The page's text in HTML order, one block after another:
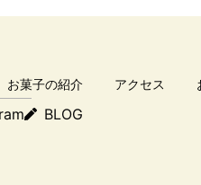
お菓子の紹介 アクセス
BLOG